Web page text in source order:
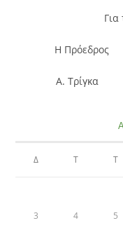
Η
Α.
Δ Τ Τ
3 4 5